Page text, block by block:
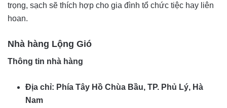
trọng, sạch sẽ thích hợp cho gia đình tổ chức tiệc hay liên
hoan.
Nhà hàng Lộng Gió
Thông tin nhà hàng
Địa chỉ: Phía Tây Hồ Chùa Bầu, TP. Phủ Lý, Hà
Nam